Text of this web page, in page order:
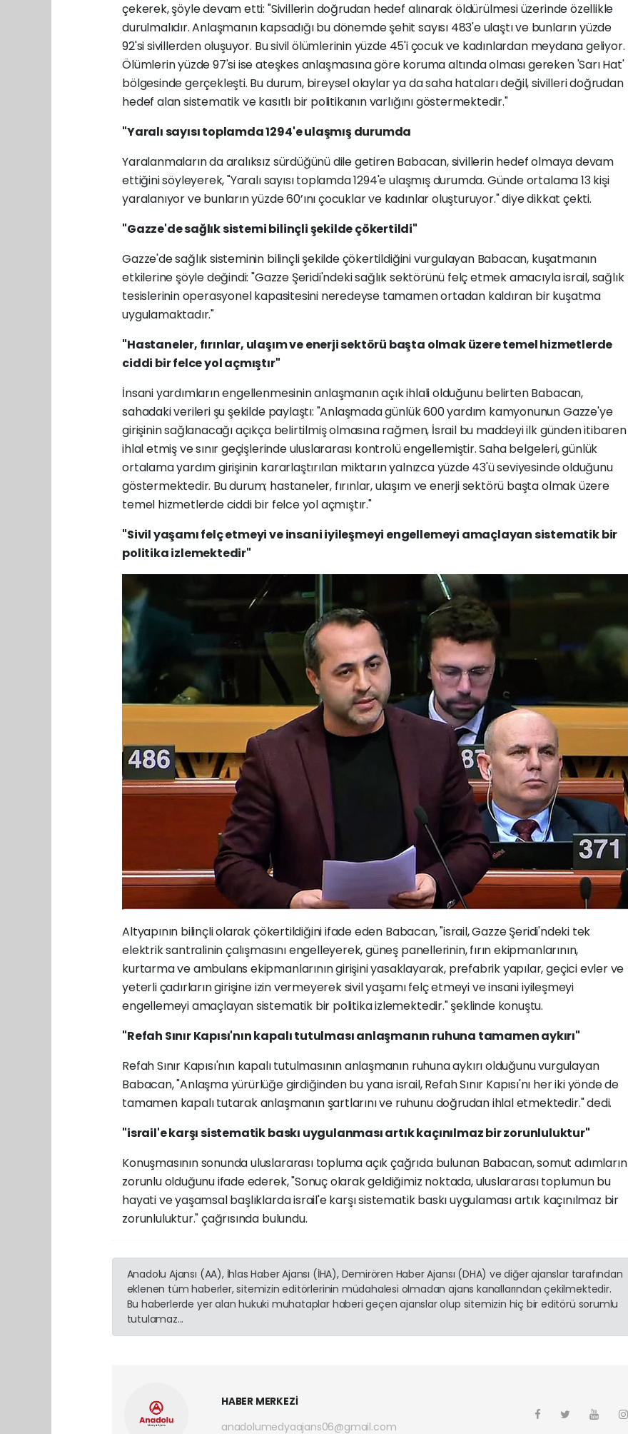
çekerek, şöyle devam etti: "Sivillerin doğrudan hedef alınarak öldürülmesi üzerinde özellikle
durulmalıdır. Anlaşmanın kapsadığı bu dönemde şehit sayısı 483'e ulaştı ve bunların yüzde
92'si sivillerden oluşuyor. Bu sivil ölümlerinin yüzde 45'i çocuk ve kadınlardan meydana geliyor.
Ölümlerin yüzde 97'si ise ateşkes anlaşmasına göre koruma altında olması gereken 'Sarı Hat'
bölgesinde gerçekleşti. Bu durum, bireysel olaylar ya da saha hataları değil, sivilleri doğrudan
hedef alan sistematik ve kasıtlı bir politikanın varlığını göstermektedir."
"Yaralı sayısı toplamda 1294'e ulaşmış durumda
Yaralanmaların da aralıksız sürdüğünü dile getiren Babacan, sivillerin hedef olmaya devam
ettiğini söyleyerek, "Yaralı sayısı toplamda 1294'e ulaşmış durumda. Günde ortalama 13 kişi
yaralanıyor ve bunların yüzde 60’ını çocuklar ve kadınlar oluşturuyor." diye dikkat çekti.
"Gazze'de sağlık sistemi bilinçli şekilde çökertildi"
Gazze'de sağlık sisteminin bilinçli şekilde çökertildiğini vurgulayan Babacan, kuşatmanın
etkilerine şöyle değindi:"Gazze Şeridi'ndeki sağlık sektörünü felç etmek amacıyla israil, sağlık
tesislerinin operasyonel kapasitesini neredeyse tamamen ortadan kaldıran bir kuşatma
uygulamaktadır."
"Hastaneler, fırınlar, ulaşım ve enerji sektörü başta olmak üzere temel hizmetlerde
ciddi bir felce yol açmıştır"
İnsani yardımların engellenmesinin anlaşmanın açık ihlali olduğunu belirten Babacan,
sahadaki verileri şu şekilde paylaştı: "Anlaşmada günlük 600 yardım kamyonunun Gazze'ye
girişinin sağlanacağı açıkça belirtilmiş olmasına rağmen, İsrail bu maddeyi ilk günden itibaren
ihlal etmiş ve sınır geçişlerinde uluslararası kontrolü engellemiştir. Saha belgeleri, günlük
ortalama yardım girişinin kararlaştırılan miktarın yalnızca yüzde 43'ü seviyesinde olduğunu
göstermektedir. Bu durum; hastaneler, fırınlar, ulaşım ve enerji sektörü başta olmak üzere
temel hizmetlerde ciddi bir felce yol açmıştır."
"Sivil yaşamı felç etmeyi ve insani iyileşmeyi engellemeyi amaçlayan sistematik bir
politika izlemektedir"
Altyapının bilinçli olarak çökertildiğini ifade eden Babacan, "israil, Gazze Şeridi'ndeki tek
elektrik santralinin çalışmasını engelleyerek, güneş panellerinin, fırın ekipmanlarının,
kurtarma ve ambulans ekipmanlarının girişini yasaklayarak, prefabrik yapılar, geçici evler ve
yeterli çadırların girişine izin vermeyerek sivil yaşamı felç etmeyi ve insani iyileşmeyi
engellemeyi amaçlayan sistematik bir politika izlemektedir." şeklinde konuştu.
"Refah Sınır Kapısı'nın kapalı tutulması anlaşmanın ruhuna tamamen aykırı"
Refah Sınır Kapısı'nın kapalı tutulmasının anlaşmanın ruhuna aykırı olduğunu vurgulayan
Babacan, "Anlaşma yürürlüğe girdiğinden bu yana israil, Refah Sınır Kapısı'nı her iki yönde de
tamamen kapalı tutarak anlaşmanın şartlarını ve ruhunu doğrudan ihlal etmektedir." dedi.
"israil'e karşı sistematik baskı uygulanması artık kaçınılmaz bir zorunluluktur"
Konuşmasının sonunda uluslararası topluma açık çağrıda bulunan Babacan, somut adımların
zorunlu olduğunu ifade ederek,"Sonuç olarak geldiğimiz noktada, uluslararası toplumun bu
hayati ve yaşamsal başlıklarda israil'e karşı sistematik baskı uygulaması artık kaçınılmaz bir
zorunluluktur." çağrısında bulundu.
Anadolu Ajansı (AA), İhlas Haber Ajansı (İHA), Demirören Haber Ajansı (DHA) ve diğer ajanslar tarafından
eklenen tüm haberler, sitemizin editörlerinin müdahalesi olmadan ajans kanallarından çekilmektedir.
Bu haberlerde yer alan hukuki muhataplar haberi geçen ajanslar olup sitemizin hiç bir editörü sorumlu
tutulamaz...
HABER MERKEZİ
anadolumedyaajans06@gmail.com